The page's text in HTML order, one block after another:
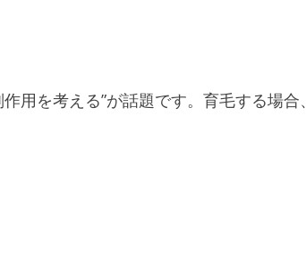
用を考える”が話題です。育毛する場合、